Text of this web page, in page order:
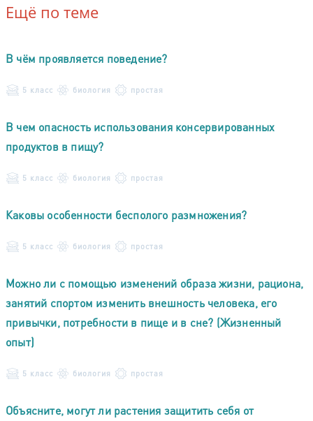
Ещё по теме
В чём проявляется поведение?
5 класс биология простая
В чем опасность использования консервированных
продуктов в пищу?
5 класс биология простая
Каковы особенности бесполого размножения?
5 класс биология простая
Можно ли с помощью изменений образа жизни, рациона,
занятий спортом изменить внешность человека, его
привычки, потребности в пище и в сне? (Жизненный
опыт)
5 класс биология простая
Объясните, могут ли растения защитить себя от